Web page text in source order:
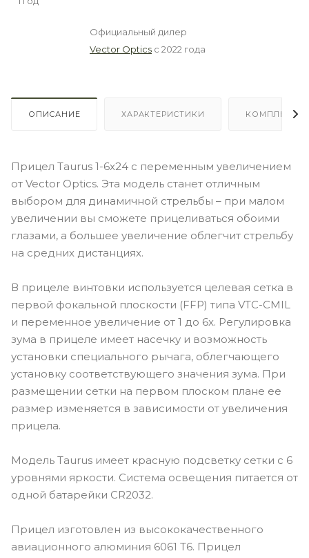
Официальный дилер
Vector Optics с 2022 года
ОПИСАНИЕ ХАРАКТЕРИСТИКИ
Прицел Taurus 1-6x24 с переменным увеличением
от Vector Optics. Эта модель станет отличным
выбором для динамичной стрельбы – при малом
увеличении вы сможете прицеливаться обоими
глазами, а большее увеличение облегчит стрельбу
на средних дистанциях.
В прицеле винтовки используется целевая сетка в
первой фокальной плоскости (FFP) типа VTC-CMIL
и переменное увеличение от 1 до 6x. Регулировка
зума в прицеле имеет насечку и возможность
установки специального рычага, облегчающего
установку соответствующего значения зума. При
размещении сетки на первом плоском плане ее
размер изменяется в зависимости от увеличения
прицела.
Модель Taurus имеет красную подсветку сетки с 6
уровнями яркости. Система освещения питается от
одной батарейки CR2032.
Прицел изготовлен из высококачественного
авиационного алюминия 6061 T6. Прицел